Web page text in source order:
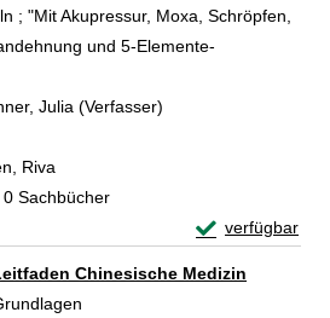
; "Mit Akupressur, Moxa, Schröpfen,
und 5-Elemente-
Julia (Verfasser)
Riva
0 Sachbücher
verfügbar
Exemplar-
Chinesische Medizin